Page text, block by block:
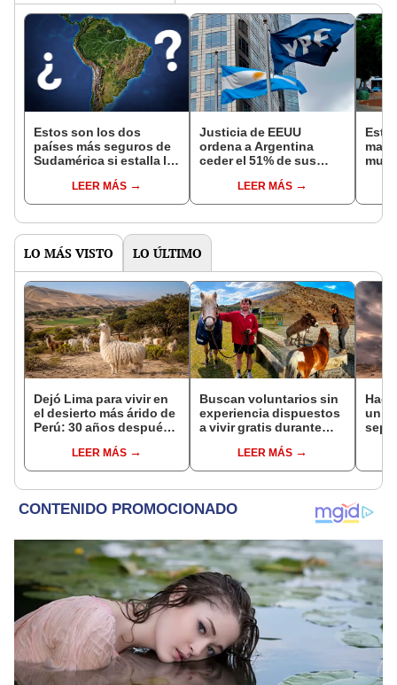
Estos son los dos
países más seguros de
Sudamérica si estalla la
según estudio
LEER MÁS
Justicia de EEUU
ordena a Argentina
ceder el 51% de sus
YPF a dos sociedades
españolas
LEER MÁS
Este
LO MÁS VISTO LO ÚLTIMO
Dejó Lima para vivir en
el desierto más árido de
Perú: 30 años después,
creó un sorprendente
ecosistema
LEER MÁS
Buscan voluntarios sin
experiencia dispuestos
a vivir gratis durante
cuidar caballos, burros
y otros animales
LEER MÁS
un